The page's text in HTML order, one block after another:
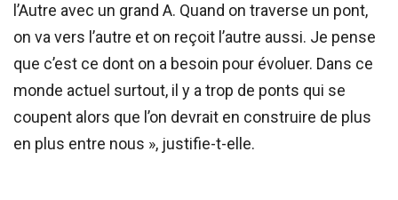
l’Autre avec un grand A. Quand on traverse un pont,
on va vers l’autre et on reçoit l’autre aussi. Je pense
que c’est ce dont on a besoin pour évoluer. Dans ce
monde actuel surtout, il y a trop de ponts qui se
coupent alors que l’on devrait en construire de plus
en plus entre nous », justifie-t-elle.